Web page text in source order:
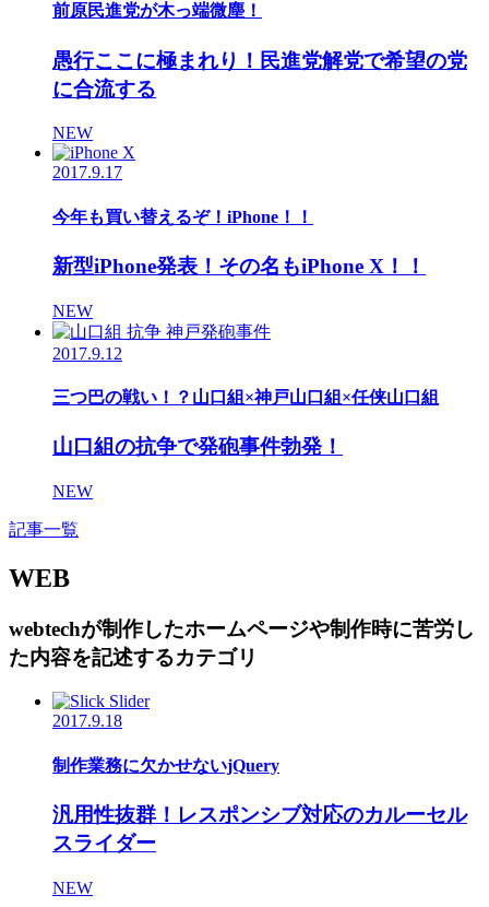
前原民進党が木っ端微塵！
愚行ここに極まれり！民進党解党で希望の党
に合流する
NEW
2017.9.17
今年も買い替えるぞ！iPhone！！
新型iPhone発表！その名もiPhone X！！
NEW
2017.9.12
三つ巴の戦い！？山口組×神戸山口組×任侠山口組
山口組の抗争で発砲事件勃発！
NEW
記事一覧
WEB
webtechが制作したホームページや制作時に苦労し
た内容を記述するカテゴリ
2017.9.18
制作業務に欠かせないjQuery
汎用性抜群！レスポンシブ対応のカルーセル
スライダー
NEW